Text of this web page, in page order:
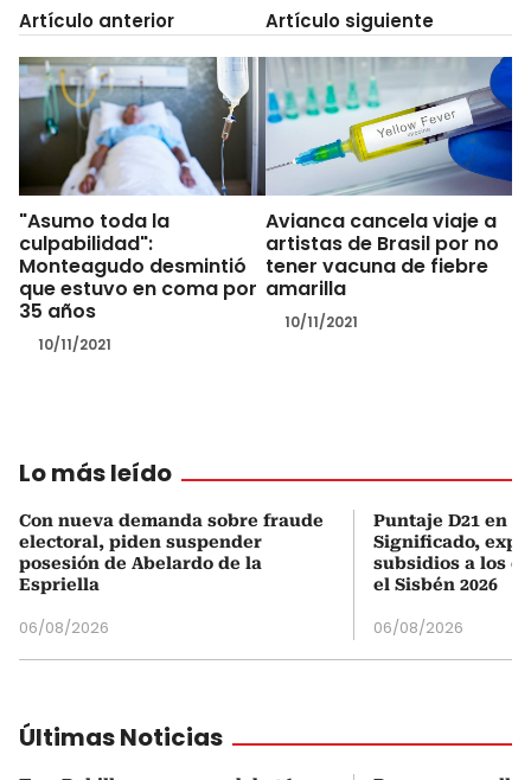
Artículo anterior
"Asumo toda la
culpabilidad":
Monteagudo desmintió
que estuvo en coma por
35 años
10/11/2021
Artículo siguiente
Avianca cancela viaje a
artistas de Brasil por no
tener vacuna de fiebre
amarilla
10/11/2021
Lo más leído
Con nueva demanda sobre fraude
electoral, piden suspender
posesión de Abelardo de la
Espriella
06/08/2026
Puntaje D21 en
Significado,
subsidios a los
el Sisbén 2026
06/08/2026
Últimas Noticias